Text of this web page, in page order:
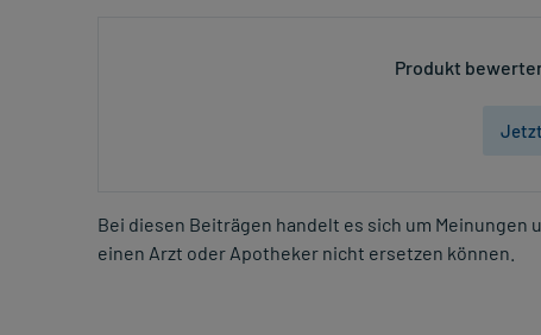
Produkt
Bei diesen Beiträgen handelt es sich um
einen Arzt oder Apotheker nicht ersetzen können.